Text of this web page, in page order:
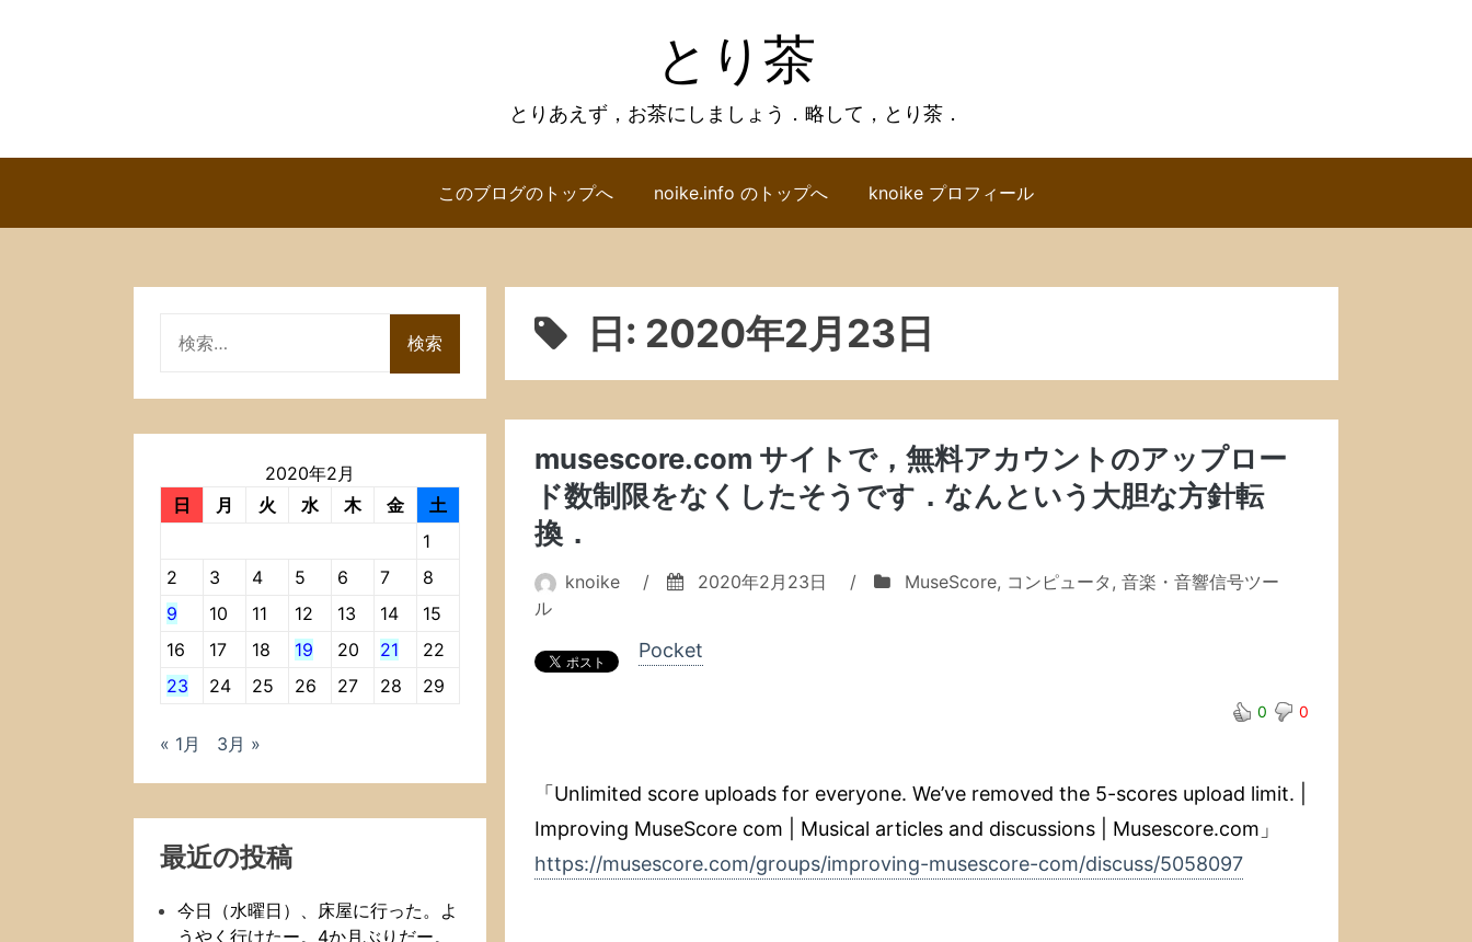
とり茶
とりあえず，お茶にしましょう．略して，とり茶．
このブログのトップへ noike.info のトップへ knoike プロフィール
日: 2020年2月23日
musescore.com サイトで，無料アカウントのアップロー
ド数制限をなくしたそうです．なんという大胆な方針転
換．
knoike / 2020年2月23日 / MuseScore, コンピュータ , 音楽・音響信号ツー
ル
Pocket
0 0
「Unlimited score uploads for everyone. We’ve removed the 5-scores upload limit. |
Improving MuseScore com | Musical articles and discussions | Musescore.com」
https://musescore.com/groups/improving-musescore-com/discuss/5058097
索:
2020年2月
日
月 火 水 木 金
土
1
2
3 4 5 6 7
8
9
10 11 12 13 14
15
16
17 18 19 20 21
22
23
24 25 26 27 28 29
« 1月 3月 »
最近の投稿
今日（水曜日）、床屋に行った。よ
うやく行けたー。4か月ぶりだー。